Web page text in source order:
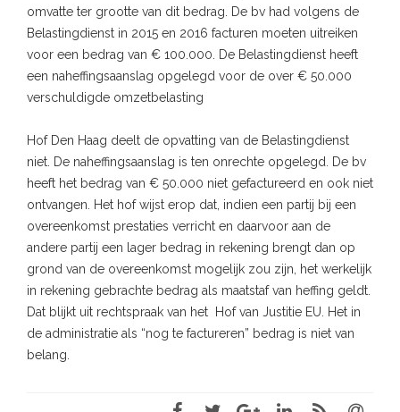
omvatte ter grootte van dit bedrag. De bv had volgens de
Belastingdienst in 2015 en 2016 facturen moeten uitreiken
voor een bedrag van € 100.000. De Belastingdienst heeft
een naheffingsaanslag opgelegd voor de over € 50.000
verschuldigde omzetbelasting
Hof Den Haag deelt de opvatting van de Belastingdienst
niet. De naheffingsaanslag is ten onrechte opgelegd. De bv
heeft het bedrag van € 50.000 niet gefactureerd en ook niet
ontvangen. Het hof wijst erop dat, indien een partij bij een
overeenkomst prestaties verricht en daarvoor aan de
andere partij een lager bedrag in rekening brengt dan op
grond van de overeenkomst mogelijk zou zijn, het werkelijk
in rekening gebrachte bedrag als maatstaf van heffing geldt.
Dat blijkt uit rechtspraak van het Hof van Justitie EU. Het in
de administratie als “nog te factureren” bedrag is niet van
belang.